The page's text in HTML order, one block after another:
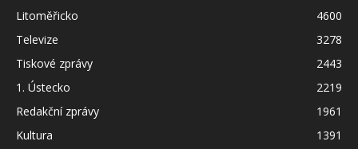
Litoměřicko
4600
Televize
3278
Tiskové zprávy
2443
1. Ústecko
2219
Redakční zprávy
1961
Kultura
1391